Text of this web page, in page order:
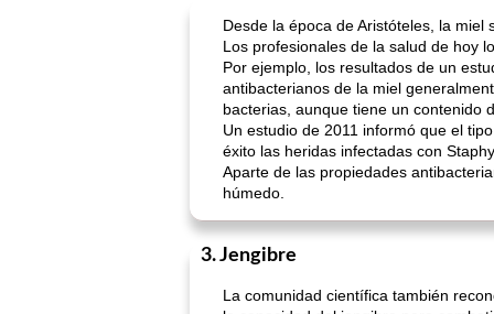
Desde la época de Aristóteles, la
Los profesionales de la salud de hoy
Por ejemplo, los resultados de un
antibacterianos de la miel
bacterias, aunque tiene un contenido
Un estudio de 2011 informó que el
éxito las heridas infectadas con
Aparte de las propiedades
húmedo.
3. Jengibre
La comunidad científica también